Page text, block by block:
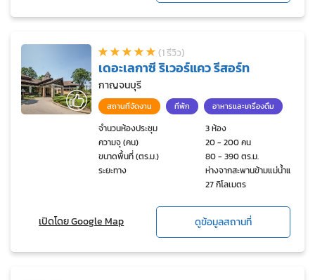
(1 รีวิว)
เดอะเลกาซี ริเวอร์แคว รีสอร์ท
กาญจนบุรี
สถานที่จัดงาน ที่พัก อาหารและเครื่องดื่ม
จำนวนห้องประชุม
3 ห้อง
ความจุ (คน)
20 - 200 คน
ขนาดพื้นที่ (ตร.ม.)
80 - 390 ตร.ม.
ระยะทาง
ห่างจากสะพานข้ามแม่น้ำแคว
27 กิโลเมตร
เปิดโดย Google Map ดูข้อมูลสถานที่